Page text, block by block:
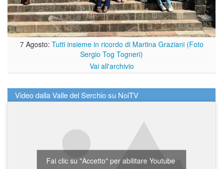
7 Agosto: Tutti insieme in ricordo di Martina Graziani (Foto
Sergio Tog Togneri)
Vai all'archivio
Video dalla Valle del Serchio su NoiTV
Fai clic su "Accetto" per abilitare Youtube